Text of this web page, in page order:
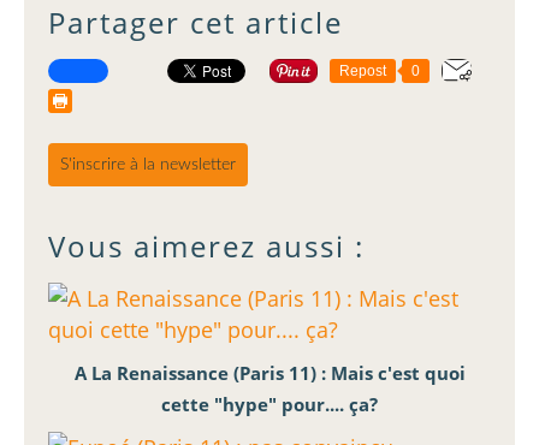
Partager cet article
Repost 0
S'inscrire à la newsletter
Vous aimerez aussi :
A La Renaissance (Paris 11) : Mais c'est quoi
cette "hype" pour.... ça?